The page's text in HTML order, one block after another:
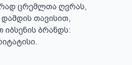
ცრემლთა ღვრას,
თავისით,
იბსენის ბრანდს: